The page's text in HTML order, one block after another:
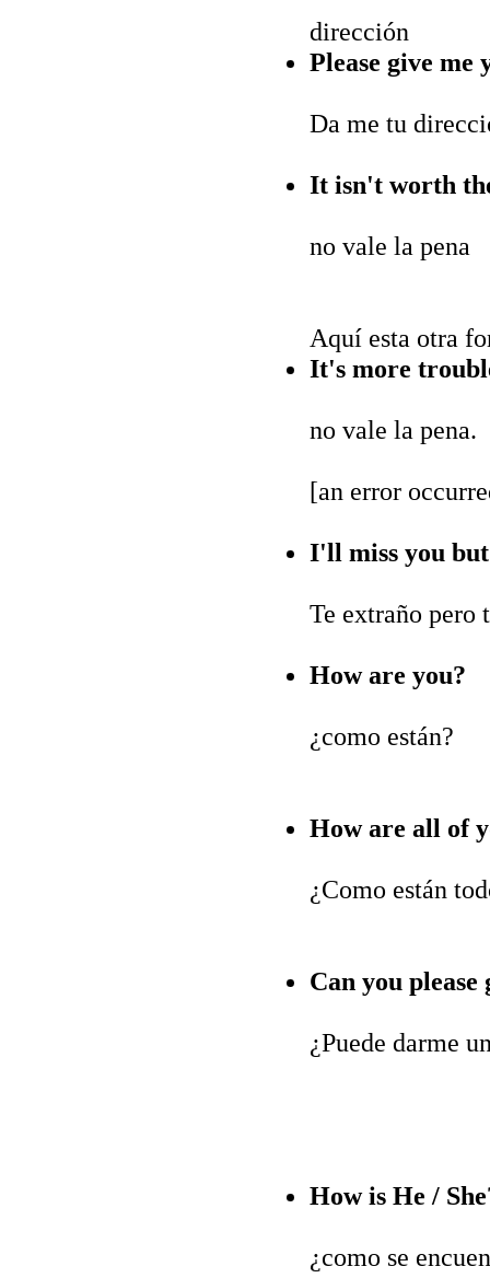
dirección
Please give me
Da me tu
It isn't worth
no vale la pena
Aquí esta otra
It's more
no vale la pena.
[an error
I'll miss you
Te extraño pero
How are you?
¿como están?
How are all of
¿Como están
Can you
¿Puede darme
How is He /
¿como se